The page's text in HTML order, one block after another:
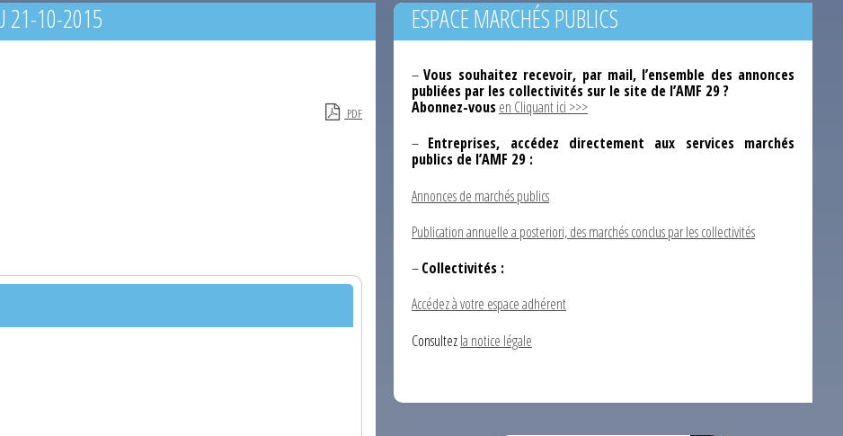
21-10-2015
PDF
ESPACE MARCHÉS PUBLICS
–Vous souhaitez recevoir, par mail, l’ensemble des annonces
publiées par les collectivités sur le site de l’AMF 29 ?
Abonnez-vousen Cliquant ici >>>
– Entreprises, accédez directement aux services marchés
publics de l’AMF 29 :
Annonces de marchés publics
Publication annuelle a posteriori, des marchés conclus par les collectivités
–Collectivités :
Accédez à votre espace adhérent
Consultezla notice légale